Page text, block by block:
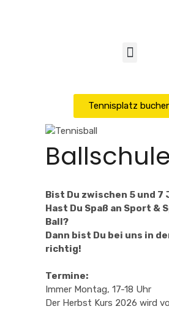
Tennisplatz
Ballschule
Bist Du zwischen 5 und 7
Hast Du Spaß an Sport &
Ball?
Dann bist Du bei uns in
richtig!
Termine:
Immer Montag, 17-18 Uhr
Der Herbst Kurs 2026 wird